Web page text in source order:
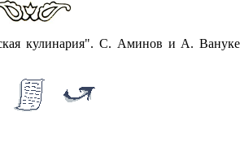
кулинария". С. Аминов и А.